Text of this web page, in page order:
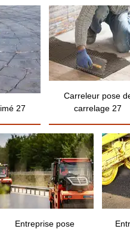
27
Carreleur pose
carrelage 27
Entreprise pose